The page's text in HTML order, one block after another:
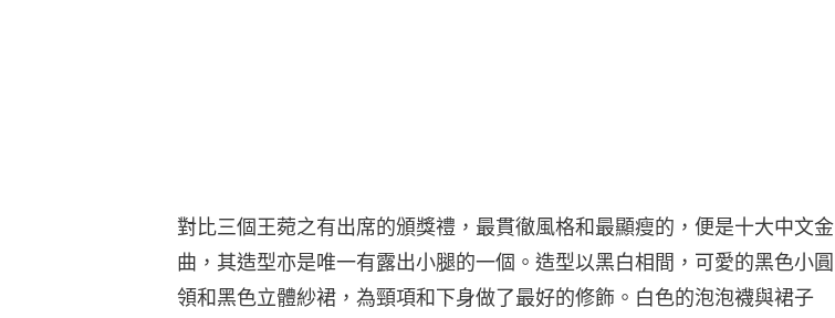
對比三個王菀之有出席的頒獎禮，最貫徹風格和最顯瘦的，便是十大中文金
曲，其造型亦是唯一有露出小腿的一個。造型以黑白相間，可愛的黑色小圓
領和黑色立體紗裙，為頸項和下身做了最好的修飾。白色的泡泡襪與裙子